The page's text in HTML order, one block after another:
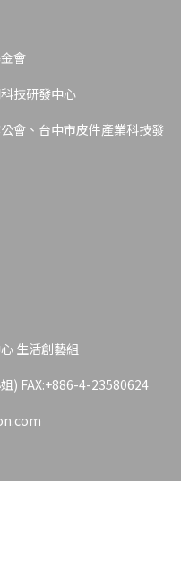
會
技研發中心
會、台中市皮件產業科技發
生活創藝組
) FAX:+886-4-23580624